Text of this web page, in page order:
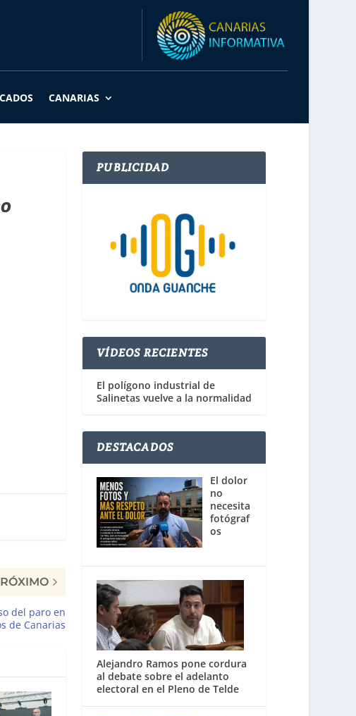
CANARIAS
del paro en
de Canarias
PUBLICIDAD
VÍDEOS RECIENTES
El polígono industrial de
Salinetas vuelve a la normalidad
DESTACADOS
El dolor
no
necesita
fotógraf
os
Alejandro Ramos pone cordura
al debate sobre el adelanto
electoral en el Pleno de Telde